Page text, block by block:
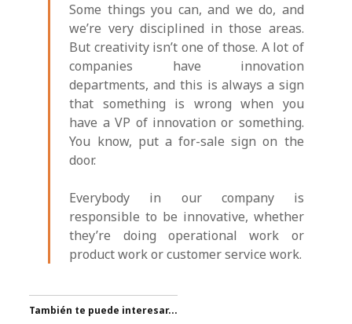
Some things you can, and we do, and
we’re very disciplined in those areas.
But creativity isn’t one of those. A lot of
companies have innovation
departments, and this is always a sign
that something is wrong when you
have a VP of innovation or something.
You know, put a for-sale sign on the
door.
Everybody in our company is
responsible to be innovative, whether
they’re doing operational work or
product work or customer service work.
También te puede interesar...